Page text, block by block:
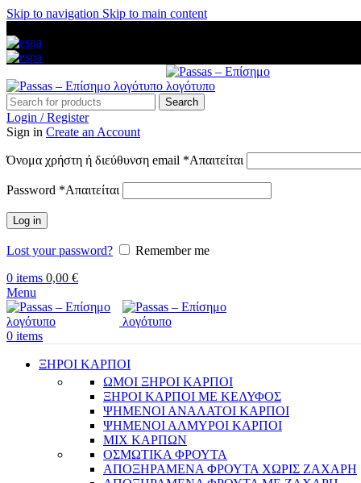
Skip to navigation Skip to main content
Search
Login / Register
Sign in Create an Account
Όνομα χρήστη ή διεύθυνση email *Απαιτείται
Password *Απαιτείται
Log in
Lost your password?
Remember me
0 items 0,00 €
Menu
0 items
ΞΗΡΟΙ ΚΑΡΠΟΙ
ΩΜΟΙ ΞΗΡΟΙ ΚΑΡΠΟΙ
ΞΗΡΟΙ ΚΑΡΠΟΙ ΜΕ ΚΕΛΥΦΟΣ
ΨΗΜΕΝΟΙ ΑΝΑΛΑΤΟΙ ΚΑΡΠΟΙ
ΨΗΜΕΝΟΙ ΑΛΜΥΡΟΙ ΚΑΡΠΟΙ
MIX ΚΑΡΠΩΝ
ΟΣΜΩΤΙΚΑ ΦΡΟΥΤΑ
ΑΠΟΞΗΡΑΜΕΝΑ ΦΡΟΥΤΑ ΧΩΡΙΣ ΖΑΧΑΡΗ